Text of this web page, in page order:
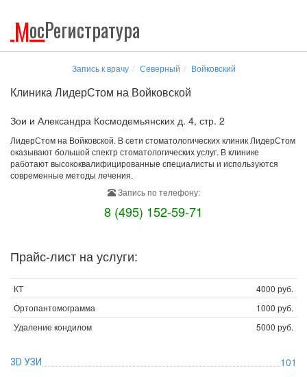
МосРегистратура
Запись к врачу Северный Войковский
Клиника ЛидерСтом на Войковской
Зои и Александра Космодемьянских д. 4, стр. 2
ЛидерСтом на Войковской. В сети стоматологических клиник ЛидерСтом
оказывают большой спектр стоматологических услуг. В клинике
работают высококвалифицированные специалисты и используются
современные методы лечения.
Запись по телефону:
8 (495) 152-59-71
Прайс-лист на услуги:
КТ
4000 руб.
Ортопантомограмма
1000 руб.
Удаление кондилом
5000 руб.
3D УЗИ 101